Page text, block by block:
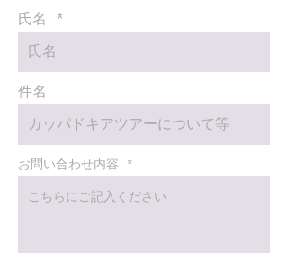
氏名
件名
お問い合わせ内容